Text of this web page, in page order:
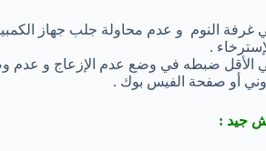
غرفة النوم و عدم محاولة جلب جهاز
.
الأقل ضبطه في وضع عدم الإزعاج و
أو صفحة الفيس بوك .